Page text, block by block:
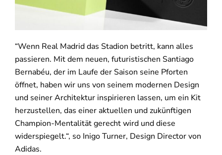
“Wenn Real Madrid das Stadion betritt, kann alles
passieren. Mit dem neuen, futuristischen Santiago
Bernabéu, der im Laufe der Saison seine Pforten
öffnet, haben wir uns von seinem modernen Design
und seiner Architektur inspirieren lassen, um ein Kit
herzustellen, das einer aktuellen und zukünftigen
Champion-Mentalität gerecht wird und diese
widerspiegelt.“, so Inigo Turner, Design Director von
Adidas.